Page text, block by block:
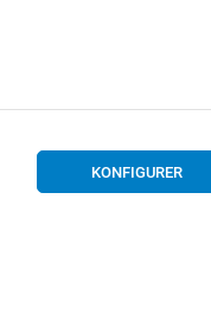
KONFIGURER